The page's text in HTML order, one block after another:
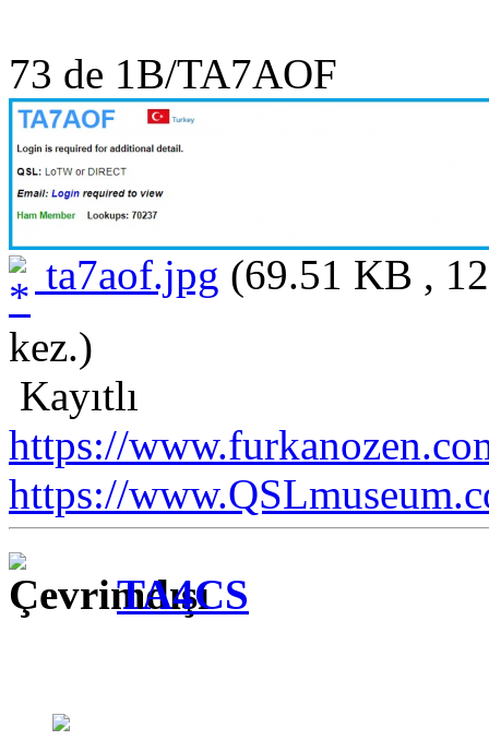
73 de 1B/TA7AOF
ta7aof.jpg (69.51 KB ,
kez.)
Kayıtlı
https://
https://
TA4CS